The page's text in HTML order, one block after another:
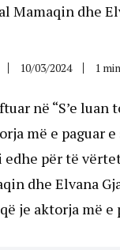
Mamaqin dhe
10/03/2024 1
në “S’e luan
më e paguar
për të
dhe Elvana
je aktorja më e